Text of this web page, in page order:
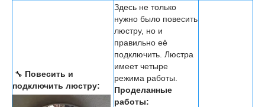
🔧 Повесить и
подключить люстру:
Здесь не только
нужно было повесить
люстру, но и
правильно её
подключить. Люстра
имеет четыре
режима работы.
Проделанные
работы: